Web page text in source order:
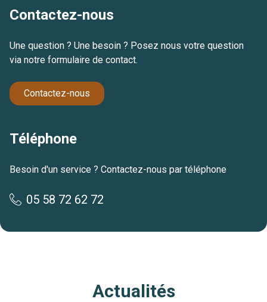
Contactez-nous
Une question ? Une besoin ? Posez nous votre question
via notre formulaire de contact.
Contactez-nous
Téléphone
Besoin d'un service ? Contactez-nous par téléphone
05 58 72 62 72
Actualités